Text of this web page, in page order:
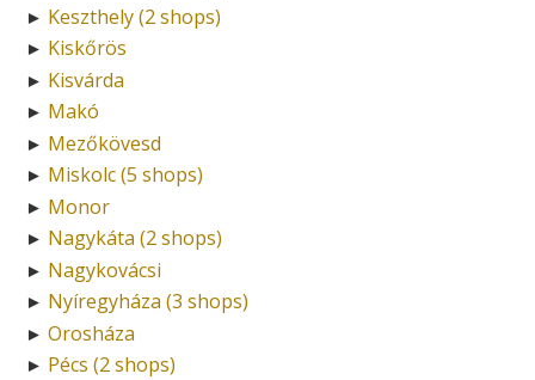
► Keszthely (2 shops)
► Kiskőrös
► Kisvárda
► Makó
► Mezőkövesd
► Miskolc (5 shops)
► Monor
► Nagykáta (2 shops)
► Nagykovácsi
► Nyíregyháza (3 shops)
► Orosháza
► Pécs (2 shops)